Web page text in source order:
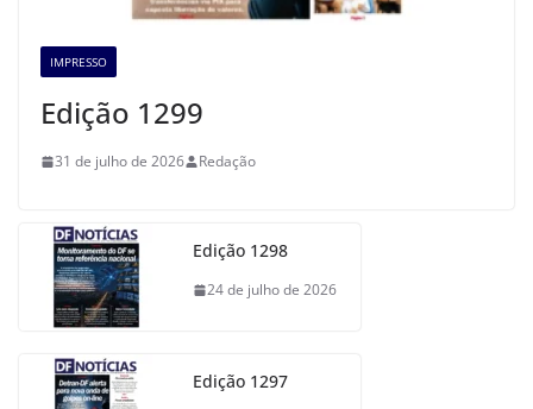
IMPRESSO
Edição 1299
31 de julho de 2026 Redação
Edição 1298
24 de julho de 2026
Edição 1297